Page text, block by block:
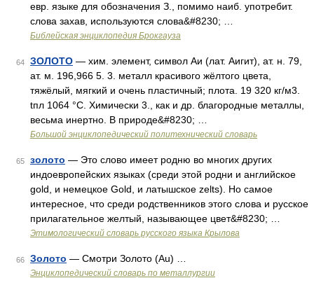
евр. языке для обозначения З., помимо наиб. употребит.
слова захав, используются слова&#8230; …
Библейская энциклопедия Брокгауза
64 ЗОЛОТО — хим. элемент, символ Аи (лат. Аигит), ат. н. 79,
ат. м. 196,966 5. 3. металл красивого жёлтого цвета,
тяжёлый, мягкий и очень пластичный; плота. 19 320 кг/м3.
tпл 1064 °С. Химически 3., как и др. благородные металлы,
весьма инертно. В природе&#8230; …
Большой энциклопедический политехнический словарь
65 золото — Это слово имеет родню во многих других
индоевропейских языках (среди этой родни и английское
gold, и немецкое Gold, и латышское zelts). Но самое
интересное, что среди родственников этого слова и русское
прилагательное желтый, называющее цвет&#8230; …
Этимологический словарь русского языка Крылова
66 Золото — Смотри Золото (Au) …
Энциклопедический словарь по металлургии